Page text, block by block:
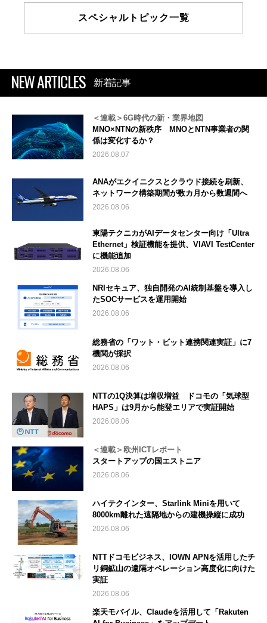
スペシャルトピック一覧
NEW ARTICLES 新着記事
＜連載＞6G時代の新・業界地図
MNO×NTNの新秩序 MNOとNTN事業者の関
係は変化するか？
2026.08.07
ANAがエクイニクスとクラウド接続を刷新、
ネットワーク構築期間が数カ月から数週間へ
2026.08.06
東陽テクニカがAIデータセンター向け「Ultra
Ethernet」検証機能を提供、VIAVI TestCenter
に機能追加
2026.08.06
NRIセキュア、独自開発のAI統制基盤を導入し
たSOCサービスを運用開始
2026.08.06
総務省の「ワット・ビット連携関連実証」に7
機関が採択
2026.08.06
NTTの1Q決算は増収増益 ドコモの「気球型
HAPS」は9月から能登エリアで実証開始
2026.08.06
＜連載＞欧州ICTレポート
スタートアップの国エストニア
2026.08.06
ハイテクインター、Starlink Miniを用いて
8000km離れた遠隔地からの建機操縦に成功
2026.08.06
NTTドコモビジネス、IOWN APNを活用したチ
リ銅鉱山の遠隔オペレーション高度化に向けた
実証
2026.08.06
楽天モバイル、Claudeを活用して「Rakuten